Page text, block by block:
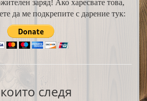
заряд! Ако харесвате това,
да ме подкрепите с дарение тук:
следя